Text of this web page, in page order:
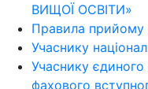
ВИЩОЇ ОСВІТИ»
Правила прийому
Учаснику
Учаснику єдиного
фахового